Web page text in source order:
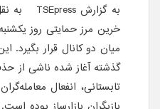
به گزارشTSEpress به
خرین مرز حمایتی روز
میان دو کانال قرار بگیرد.
گذشته آغاز شده ناشی از
تابستانی، انفعال